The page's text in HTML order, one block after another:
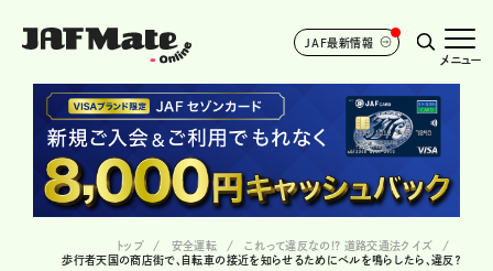
JAF最新情報
メニュー
トップ 安全運転
これって違反なの!? 道路交通法クイズ
歩行者天国の商店街で、自転車の接近を知らせるためにベルを鳴らしたら、違反？